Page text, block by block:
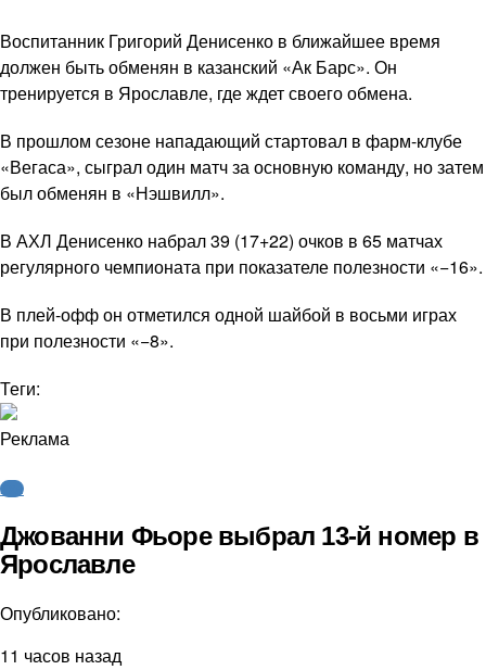
Воспитанник Григорий Денисенко в ближайшее время
должен быть обменян в казанский «Ак Барс». Он
тренируется в Ярославле, где ждет своего обмена.
В прошлом сезоне нападающий стартовал в фарм-клубе
«Вегаса», сыграл один матч за основную команду, но затем
был обменян в «Нэшвилл».
В АХЛ Денисенко набрал 39 (17+22) очков в 65 матчах
регулярного чемпионата при показателе полезности «−16».
В плей-офф он отметился одной шайбой в восьми играх
при полезности «−8».
Теги:
Реклама
КХЛ
Джованни Фьоре выбрал 13-й номер в
Ярославле
Опубликовано:
11 часов назад